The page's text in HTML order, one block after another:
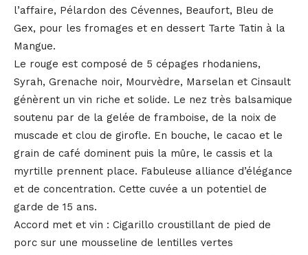
l’affaire, Pélardon des Cévennes, Beaufort, Bleu de
Gex, pour les fromages et en dessert Tarte Tatin à la
Mangue.
Le rouge est composé de 5 cépages rhodaniens,
Syrah, Grenache noir, Mourvèdre, Marselan et Cinsault
génèrent un vin riche et solide. Le nez très balsamique
soutenu par de la gelée de framboise, de la noix de
muscade et clou de girofle. En bouche, le cacao et le
grain de café dominent puis la mûre, le cassis et la
myrtille prennent place. Fabuleuse alliance d’élégance
et de concentration. Cette cuvée a un potentiel de
garde de 15 ans.
Accord met et vin : Cigarillo croustillant de pied de
porc sur une mousseline de lentilles vertes